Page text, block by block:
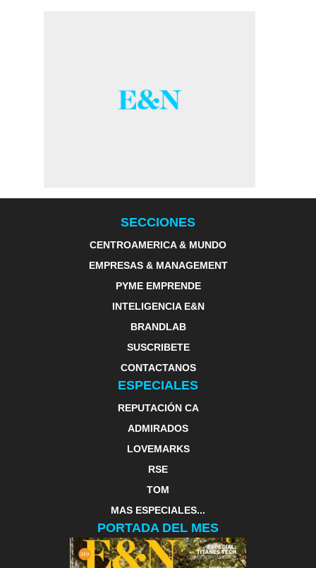
SECCIONES
CENTROAMERICA & MUNDO
EMPRESAS & MANAGEMENT
PYME EMPRENDE
INTELIGENCIA E&N
BRANDLAB
SUSCRIBETE
CONTACTANOS
ESPECIALES
REPUTACIÓN CA
ADMIRADOS
LOVEMARKS
RSE
TOM
MAS ESPECIALES...
PORTADA DEL MES